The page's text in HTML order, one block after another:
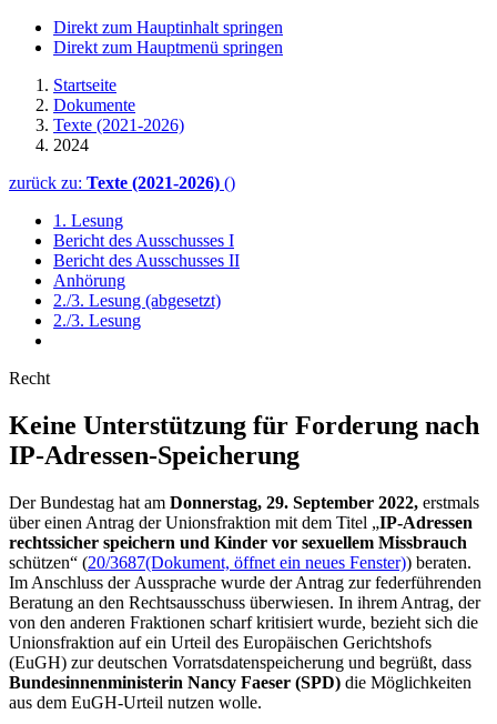
Direkt zum Hauptinhalt springen
Direkt zum Hauptmenü springen
Startseite
Dokumente
Texte (2021-2026)
2024
zurück zu: Texte (2021-2026) ()
1. Lesung
Bericht des Ausschusses I
Bericht des Ausschusses II
Anhörung
2./3. Lesung (abgesetzt)
2./3. Lesung
Recht
Keine Unterstützung für Forderung nach
IP-Adressen-Speicherung
Der Bundestag hat am Donnerstag, 29. September 2022, erstmals
über einen Antrag der Unionsfraktion mit dem Titel „IP-Adressen
rechtssicher speichern und Kinder vor sexuellem Missbrauch
schützen“ (20/3687(Dokument, öffnet ein neues Fenster)) beraten.
Im Anschluss der Aussprache wurde der Antrag zur federführenden
Beratung an den Rechtsausschuss überwiesen. In ihrem Antrag, der
von den anderen Fraktionen scharf kritisiert wurde, bezieht sich die
Unionsfraktion auf ein Urteil des Europäischen Gerichtshofs
(EuGH) zur deutschen Vorratsdatenspeicherung und begrüßt, dass
Bundesinnenministerin Nancy Faeser (SPD) die Möglichkeiten
aus dem EuGH-Urteil nutzen wolle.